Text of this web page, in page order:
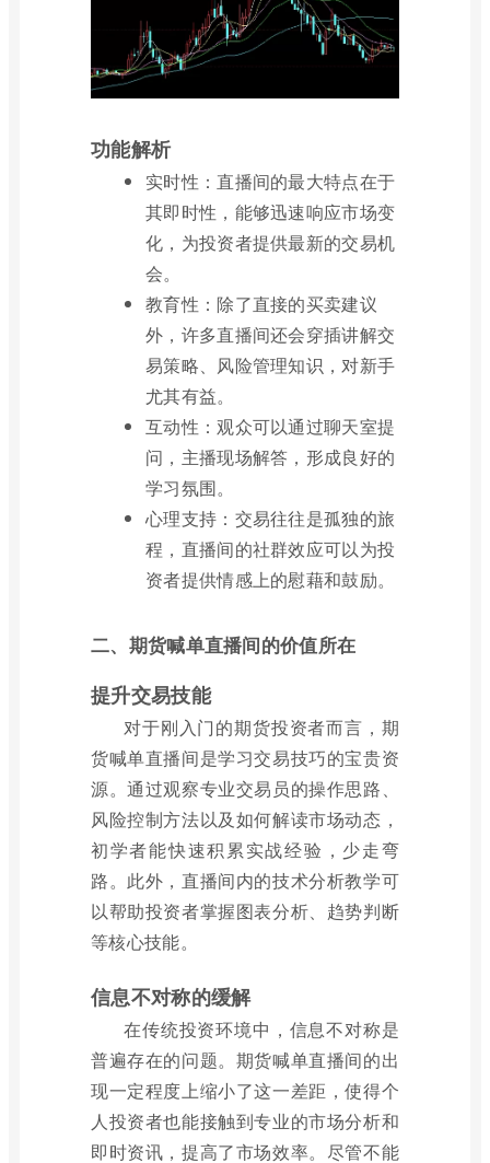
功能解析
实时性：直播间的最大特点在于
其即时性，能够迅速响应市场变
化，为投资者提供最新的交易机
会。
教育性：除了直接的买卖建议
外，许多直播间还会穿插讲解交
易策略、风险管理知识，对新手
尤其有益。
互动性：观众可以通过聊天室提
问，主播现场解答，形成良好的
学习氛围。
心理支持：交易往往是孤独的旅
程，直播间的社群效应可以为投
资者提供情感上的慰藉和鼓励。
二、期货喊单直播间的价值所在
提升交易技能
对于刚入门的期货投资者而言，期
货喊单直播间是学习交易技巧的宝贵资
源。通过观察专业交易员的操作思路、
风险控制方法以及如何解读市场动态，
初学者能快速积累实战经验，少走弯
路。此外，直播间内的技术分析教学可
以帮助投资者掌握图表分析、趋势判断
等核心技能。
信息不对称的缓解
在传统投资环境中，信息不对称是
普遍存在的问题。期货喊单直播间的出
现一定程度上缩小了这一差距，使得个
人投资者也能接触到专业的市场分析和
即时资讯，提高了市场效率。尽管不能